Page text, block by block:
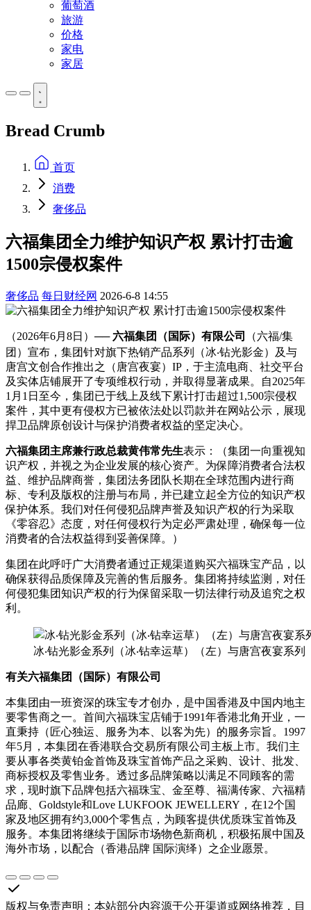
葡萄酒
旅游
价格
家电
家居
Bread Crumb
首页
消费
奢侈品
六福集团全力维护知识产权 累计打击逾
1500宗侵权案件
奢侈品 每日财经网 2026-6-8 14:55
（2026年6月8日）──六福集团（国际）有限公司
（六福/集
团）宣布，集团针对旗下热销产品系列（冰‧钻光影金）及与
唐宫文创合作推出之（唐宫夜宴）IP，于主流电商、社交平台
及实体店铺展开了专项维权行动，并取得显著成果。自2025年
1月1日至今，集团已于线上及线下累计打击超过1,500宗侵权
案件，其中更有侵权方已被依法处以罚款并在网站公示，展现
捍卫品牌原创设计与保护消费者权益的坚定决心。
六福集团 主席兼行政总裁黄伟常先生表示：（集团一向重视知
识产权，并视之为企业发展的核心资产。为保障消费者合法权
益、维护品牌商誉，集团法务团队长期在全球范围内进行商
标、专利及版权的注册与布局，并已建立起全方位的知识产权
保护体系。我们对任何侵犯品牌声誉及知识产权的行为采取
《零容忍》态度，对任何侵权行为定必严肃处理，确保每一位
消费者的合法权益得到妥善保障。）
集团在此呼吁广大消费者通过正规渠道购买六福珠宝产品，以
确保获得品质保障及完善的售后服务。集团将持续监测，对任
何侵犯集团知识产权的行为保留采取一切法律行动及追究之权
利。
冰‧钻光影金系列（冰‧钻幸运草）（左）与唐宫夜宴系
有关六福集团 （ 国际） 有限公司
本集团由一班资深的珠宝专才创办，是中国香港及中国内地主
要零售商之一。首间六福珠宝店铺于1991年香港北角开业，一
直秉持（匠心独运、服务为本、以客为先）的服务宗旨。1997
年5月，本集团在香港联合交易所有限公司主板上市。我们主
要从事各类黄铂金首饰及珠宝首饰产品之采购、设计、批发、
商标授权及零售业务。透过多品牌策略以满足不同顾客的需
求，现时旗下品牌包括六福珠宝、金至尊、福满传家、六福精
品廊、Goldstyle和Love LUKFOOK JEWELLERY，在12个国
家及地区拥有约3,000个零售点，为顾客提供优质珠宝首饰及
服务。本集团将继续于国际市场物色新商机，积极拓展中国 及
海外市场，以配合（香港品牌 国际演绎）之企业愿景。
版权与免责声明 ： 本站部分内容源于公开渠道或网络推荐，目